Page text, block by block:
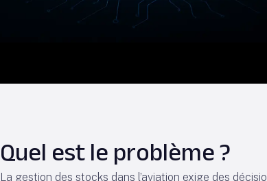
Quel est le problème ?
La gestion des stocks dans l’aviation exige des